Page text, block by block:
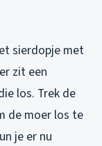
sierdopje met
zit een
los. Trek de
de moer los te
je er nu